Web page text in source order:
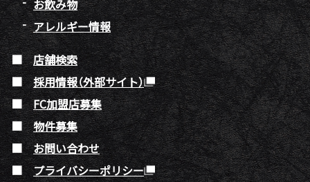
お飲み物
アレルギー情報
店舗検索
採用情報（外部サイト）
FC加盟店募集
物件募集
お問い合わせ
プライバシーポリシー